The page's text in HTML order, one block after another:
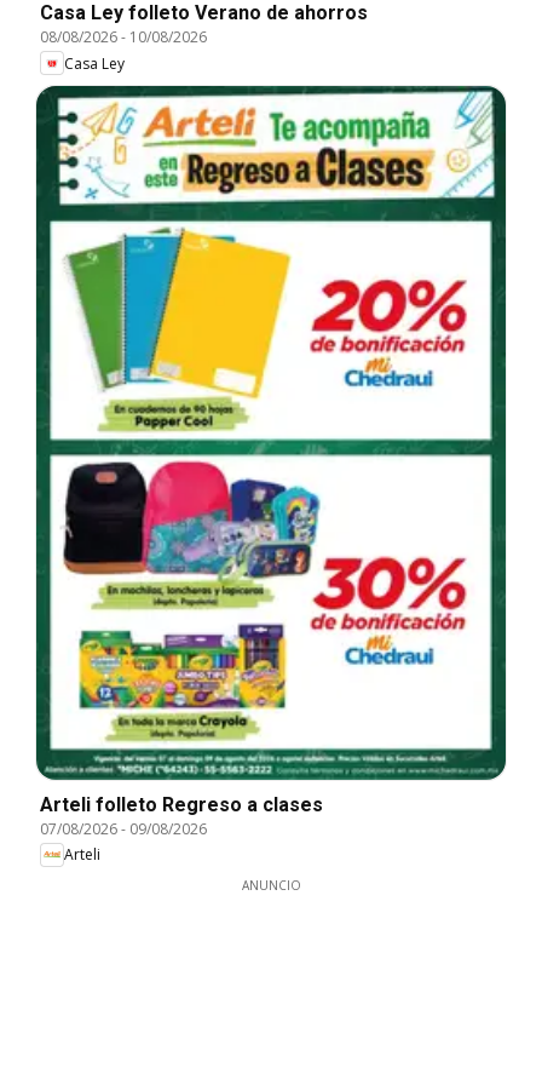
Casa Ley folleto Verano de ahorros
08/08/2026- 10/08/2026
Casa Ley
Arteli folleto Regreso a clases
07/08/2026- 09/08/2026
Arteli
ANUNCIO